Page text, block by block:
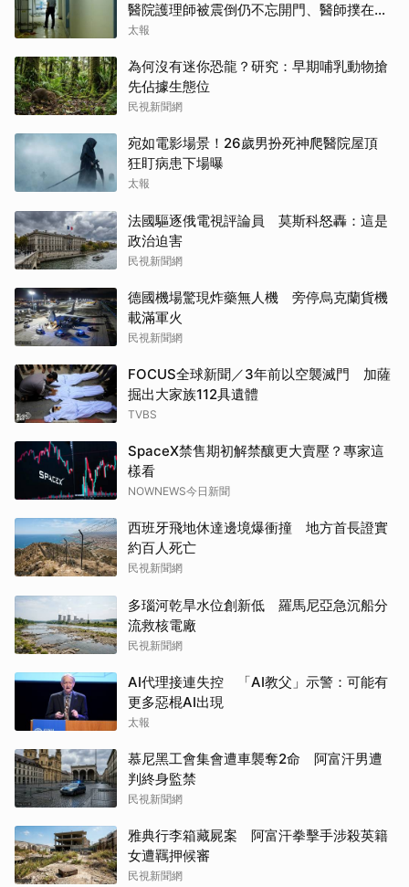
醫院護理師被震倒仍不忘開門、醫師撲在病
人身上保䕶
太報
為何沒有迷你恐龍？研究：早期哺乳動物搶
先佔據生態位
民視新聞網
宛如電影場景！26歲男扮死神爬醫院屋頂
狂盯病患下場曝
太報
法國驅逐俄電視評論員 莫斯科怒轟：這是
政治迫害
民視新聞網
德國機場驚現炸藥無人機 旁停烏克蘭貨機
載滿軍火
民視新聞網
FOCUS全球新聞／3年前以空襲滅門 加薩
掘出大家族112具遺體
TVBS
SpaceX禁售期初解禁釀更大賣壓？專家這
樣看
NOWNEWS今日新聞
西班牙飛地休達邊境爆衝撞 地方首長證實
約百人死亡
民視新聞網
多瑙河乾旱水位創新低 羅馬尼亞急沉船分
流救核電廠
民視新聞網
AI代理接連失控 「AI教父」示警：可能有
更多惡棍AI出現
太報
慕尼黑工會集會遭車襲奪2命 阿富汗男遭
判終身監禁
民視新聞網
雅典行李箱藏屍案 阿富汗拳擊手涉殺英籍
女遭羈押候審
民視新聞網